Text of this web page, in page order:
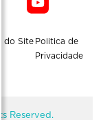
do Site Politica de
Privacidade
Reserved.